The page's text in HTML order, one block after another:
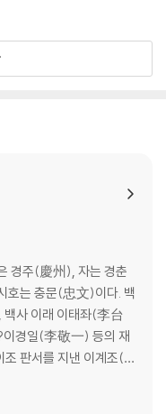
경주(慶州), 자는 경춘
는 충문(忠文)이다. 백
사 이래 이태좌(李台
경일(李敬一) 등의 재
판서를 지낸 이계조(李
고, 32세 때인 1845년
다녀왔다. 이후 의주